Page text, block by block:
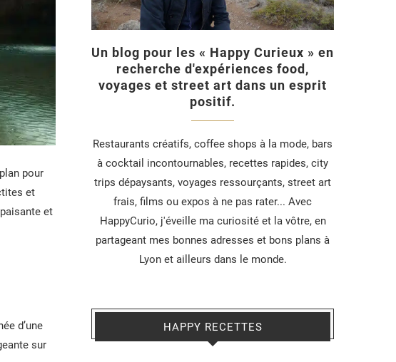
pour
et
et
d’une
sur
Un blog pour les « Happy Curieux » en
recherche d'expériences food,
voyages et street art dans un esprit
positif.
Restaurants créatifs, coffee shops à la mode, bars
à cocktail incontournables, recettes rapides, city
trips dépaysants, voyages ressourçants, street art
frais, films ou expos à ne pas rater... Avec
HappyCurio, j'éveille ma curiosité et la vôtre, en
partageant mes bonnes adresses et bons plans à
Lyon et ailleurs dans le monde.
HAPPY RECETTES